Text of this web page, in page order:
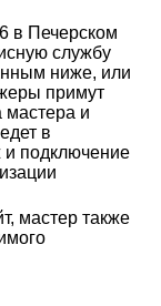
в Печерском
службу
ниже, или
примут
мастера и
в
и подключение
мастер также